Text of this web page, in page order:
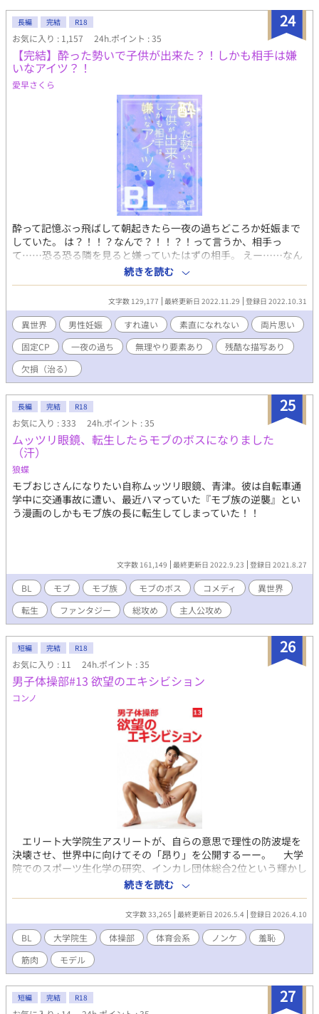
24
長編 完結 R18
お気に入り : 1,157 24h.ポイント : 35
【完結】酔った勢いで子供が出来た？！しかも相手は嫌
いなアイツ？！
愛早さくら
酔って記憶ぶっ飛ばして朝起きたら一夜の過ちどころか妊娠まで
していた。 は？！！？なんで？！！？！って言うか、相手っ
て……恐る恐る隣を見ると嫌っていたはずの相手。 えー……なん
で…………冷や汗ダラダラ 焦るリティは、しかしだからと言って
お腹にいる子供をなかったことには出来なかった。 みたいなとこ
ろから始まる、嫌い合ってたはずなのに本当は……？！ という感
じの割とよくあるBL話を、自分なりに書いてみたいと思います。
・いつも通りの世界のお話ではありますが、今度は一応血縁では
ありません。 （だけど舞台はナウラティス。） ・相変わらず貴族
とかそういう。（でも流石に王族ではない。） ・男女関係なく子
供が産める魔法とかある異世界が舞台。 ・R18描写があるお話に
はタイトルの頭に*を付けます。 ・頭に☆があるお話は残酷な描
あります。 ・言い訳というか解説というかは近況ボードの「突発
短編2」のコメント欄からどうぞ。
続きを読む
文字数 129,177 最終更新日 2022.11.29 登録日 2022.10.31
異世界 男性妊娠 すれ違い 素直になれない
両片思い
固定CP
一夜の過ち 無理やり要素あり
残酷な描写あり
欠損（治る）
25
長編 完結 R18
お気に入り : 333 24h.ポイント : 35
ムッツリ眼鏡、転生したらモブのボスになりました
（汗）
狼蝶
モブおじさんになりたい自称ムッツリ眼鏡、青津。彼は自転車通
学中に交通事故に遭い、最近ハマっていた『モブ族の逆襲』とい
う漫画のしかもモブ族の長に転生してしまっていた！！
文字数 161,149 最終更新日 2022.9.23 登録日 2021.8.27
BL モブ モブ族 モブのボス コメディ
異世界
転生
ファンタジー 総攻め 主人公攻め
26
短編 完結 R18
お気に入り : 11 24h.ポイント : 35
男子体操部#13 欲望のエキシビション
コンノ
エリート大学院生アスリートが、自らの意思で理性の防波堤を
決壊させ、世界中に向けてその「昂り」を公開するーー。 大学
院でのスポーツ生化学の研究、インカレ団体総合2位という輝かし
い実績、そしてアンダーウェアモデルとしての完璧な肉体美。片
岡浩平は、誰もが羨む「文武両道のエリート」そのものだった。
しかし、彼には隠された「武器」があった。それは、モデル活動
でも称賛を浴びる、勃起時に17センチに達する上反りのペニス
だ。 ある日、彼のもとに持ち込まれたのは、実名・顔出しを条
件に、カメラの前で本能のままに乱れる姿を配信する過激なネッ
ト配信番組『THE REAL PRIDE』への出演依頼だった。トップアス
リートや若手俳優らが、名誉や地位を捨てて、カメラの前に痴態
を晒す話題の番組だ。最初は一笑に付した片岡だったが、現役の
トップ競輪選手が、その強靭な肉体を汗と精液で汚しながら絶叫
続きを読む
文字数 33,265 最終更新日 2026.5.4 登録日 2026.4.10
BL 大学院生 体操部 体育会系 ノンケ
羞恥
筋肉
モデル
27
短編 完結 R18